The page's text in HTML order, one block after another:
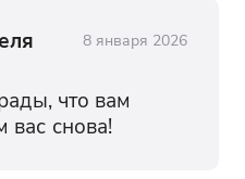
8 января 2026
что вам
вас снова!